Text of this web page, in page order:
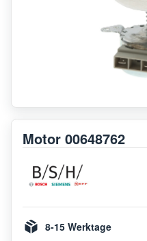
Motor 00648762
8-15 Werktage